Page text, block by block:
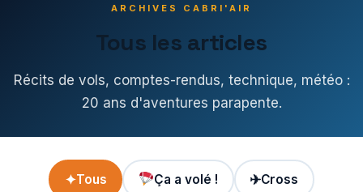
ARCHIVES CABRI'AIR
Tous les articles
Récits de vols, comptes-rendus, technique, météo :
20 ans d'aventures parapente.
✦Tous Ça a volé ! ✈Cross